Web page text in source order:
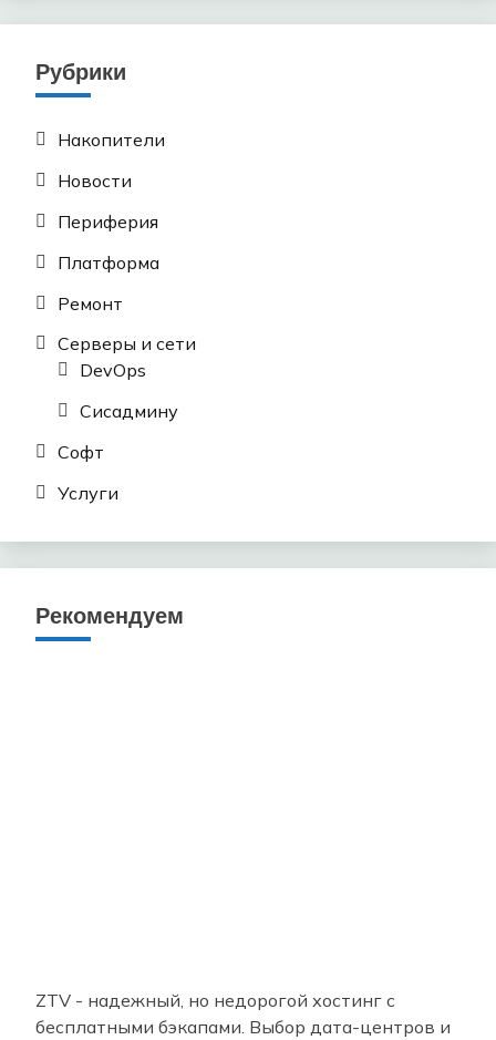
Рубрики
Накопители
Новости
Периферия
Платформа
Ремонт
Серверы и сети
DevOps
Сисадмину
Софт
Услуги
Рекомендуем
ZTV - надежный, но недорогой хостинг с
бесплатными бэкапами. Выбор дата-центров и